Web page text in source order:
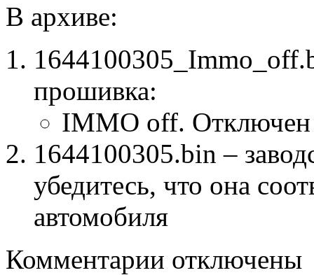
В архиве:
прошивка:
IMMO off. Отключен
1644100305.bin –
убедитесь, что она
автомобиля
Комментарии записи
отключены